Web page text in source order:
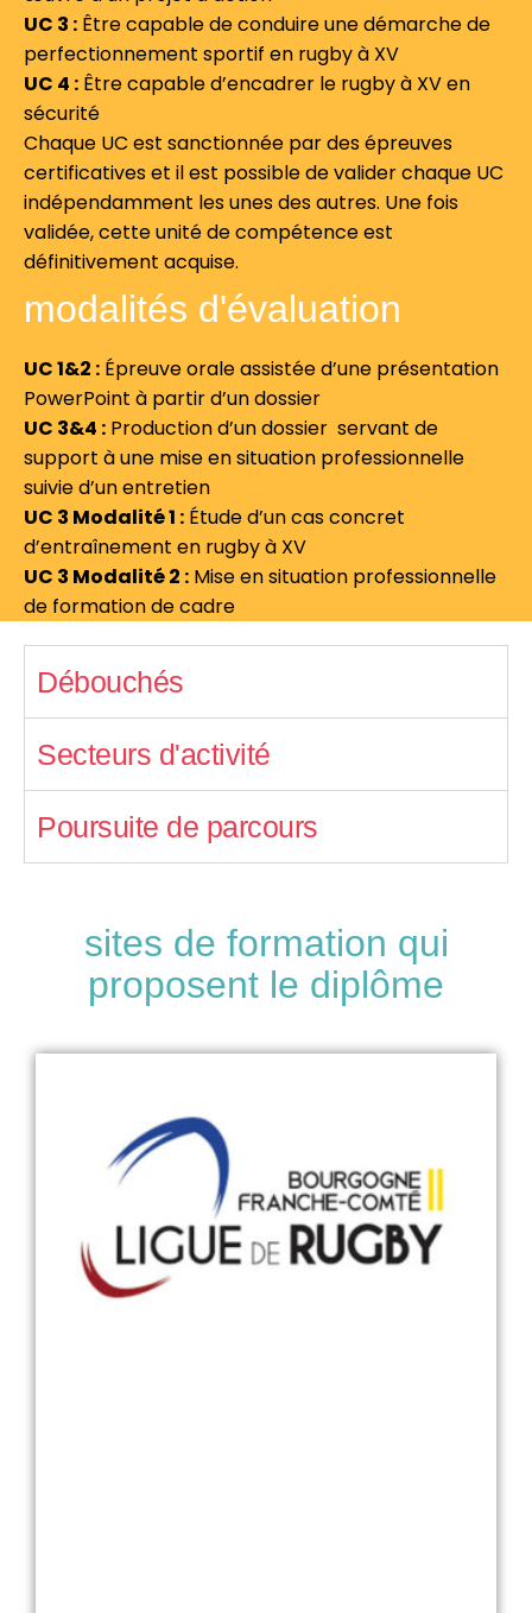
UC 3 : Être capable de conduire une démarche de
perfectionnement sportif en rugby à XV
UC 4 : Être capable d’encadrer le rugby à XV en
sécurité
Chaque UC est sanctionnée par des épreuves
certificatives et il est possible de valider chaque UC
indépendamment les unes des autres. Une fois
validée, cette unité de compétence est
définitivement acquise.
modalités d'évaluation
UC 1&2 : Épreuve orale assistée d’une présentation
PowerPoint à partir d’un dossier
UC 3&4 : Production d’un dossier servant de
support à une mise en situation professionnelle
suivie d’un entretien
UC 3 Modalité 1 : Étude d’un cas concret
d’entraînement en rugby à XV
UC 3 Modalité 2 : Mise en situation professionnelle
de formation de cadre
Débouchés
Secteurs d'activité
Poursuite de parcours
sites de formation qui
proposent le diplôme